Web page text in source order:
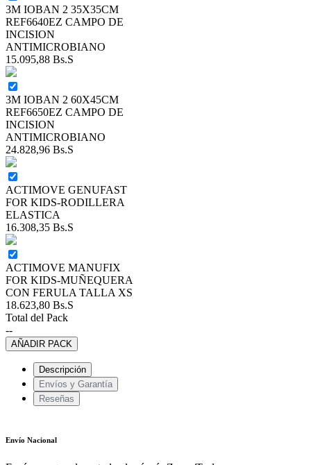
3M IOBAN 2 35X35CM
REF6640EZ CAMPO DE
INCISION
ANTIMICROBIANO
15.095,88 Bs.S
3M IOBAN 2 60X45CM
REF6650EZ CAMPO DE
INCISION
ANTIMICROBIANO
24.828,96 Bs.S
ACTIMOVE GENUFAST
FOR KIDS-RODILLERA
ELASTICA
16.308,35 Bs.S
ACTIMOVE MANUFIX
FOR KIDS-MUÑEQUERA
CON FERULA TALLA XS
18.623,80 Bs.S
Total del Pack
--
AÑADIR PACK
Descripción
Envíos y Garantía
Reseñas
Envío Nacional